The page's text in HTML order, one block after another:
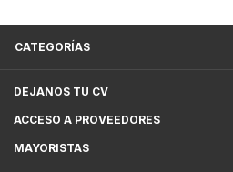
CATEGORÍAS
DEJANOS TU CV
ACCESO A PROVEEDORES
MAYORISTAS